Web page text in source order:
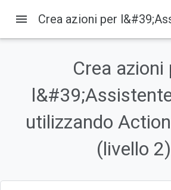
Su questa pagina
1. Panoramica
Cosa creerai
Obiettivi didattici
2. Continua a creare l'interfaccia
menu
Crea azioni
utilizzando
(livello 2)